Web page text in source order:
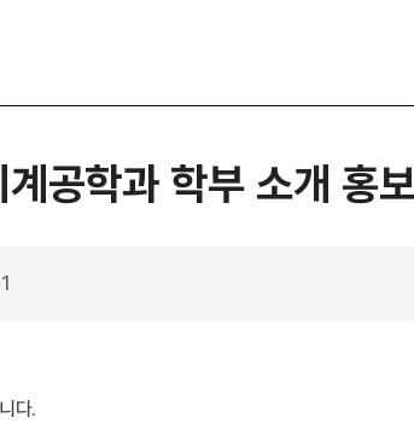
공학과 학부 소개 홍
다.